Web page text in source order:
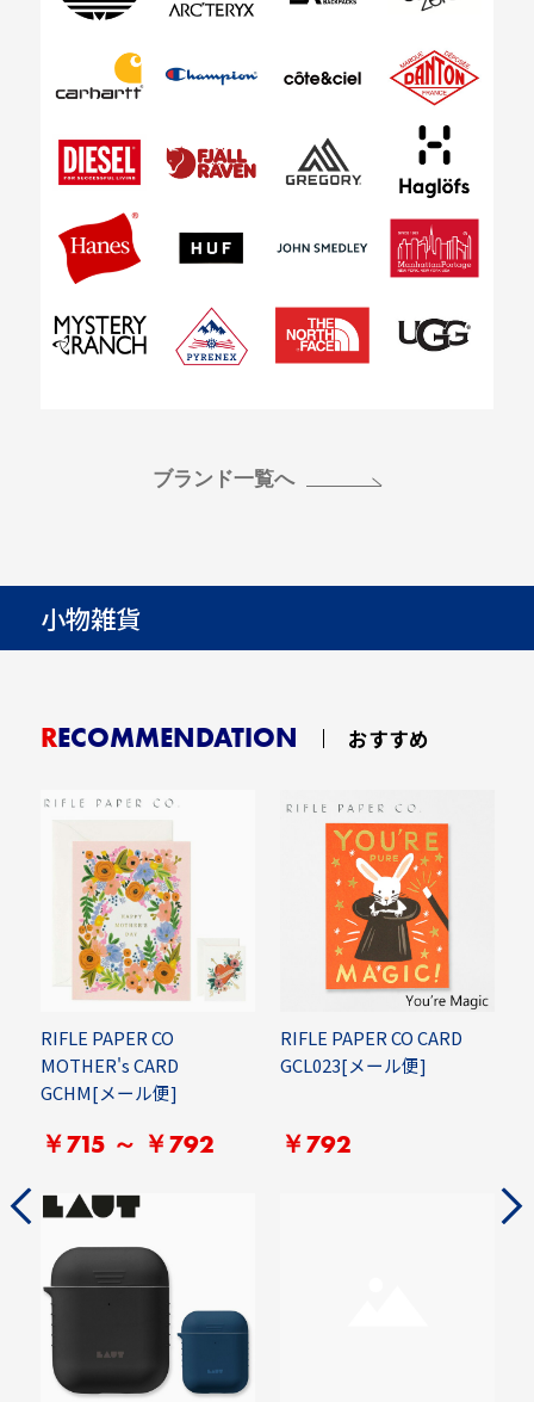
ブランド一覧へ
小物雑貨
RECOMMENDATION おすすめ
RIFLE PAPER CO
MOTHER's CARD
GCHM[メール便]
￥715 ～ ￥792
RIFLE PAPER CO CARD
GCL023[メール便]
￥792